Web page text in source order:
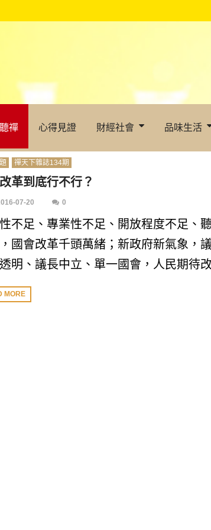
聽禪 心得見證 財經社會 品味生活
禪天下雜誌134期
革到底行不行？
07-20 0
不足、專業性不足、開放程度不足、
國會改革千頭萬緒；新政府新氣象，
明、議長中立、單一國會，人民期待改
MORE